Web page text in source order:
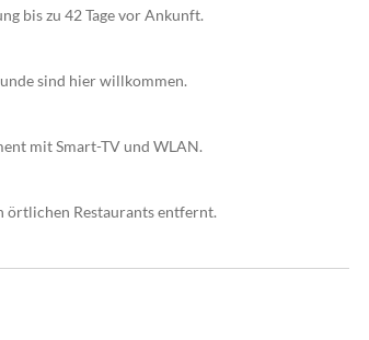
bis zu 42 Tage vor Ankunft.
sind hier willkommen.
mit Smart-TV und WLAN.
örtlichen Restaurants entfernt.